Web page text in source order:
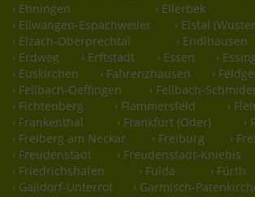
› Ehningen
› Ellerbek
› Ellwangen-Espachweiler
› Elstal
› Elzach-Oberprechtal
› Endlhausen
› Erdweg
› Erftstadt › Essen ›
› Euskirchen
› Fahrenzhausen ›
› Fellbach-Oeffingen
› Fellbach-
› Fichtenberg
› Flammersfeld ›
› Frankenthal
› Frankfurt (Oder)
›
› Freiberg am Neckar
› Freiburg ›
› Freudenstadt
› Freudenstadt-Kniebis
› Friedrichshafen
› Fulda › Fürth
› Gaildorf-Unterrot
› Garmisch-